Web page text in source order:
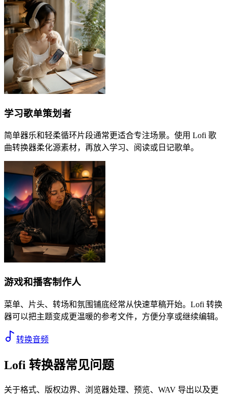
学习歌单策划者
简单器乐和轻柔循环片段通常更适合专注场景。使用 Lofi 歌
曲转换器柔化源素材，再放入学习、阅读或日记歌单。
游戏和播客制作人
菜单、片头、转场和氛围铺底经常从快速草稿开始。Lofi 转换
器可以把主题变成更温暖的参考文件，方便分享或继续编辑。
转换音频
Lofi 转换器常见问题
关于格式、版权边界、浏览器处理、预览、WAV 导出以及更